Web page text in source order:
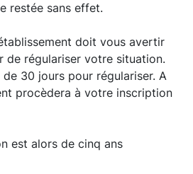
restée sans effet.
doit vous avertir
de régulariser votre situation.
30 jours pour régulariser. A
procèdera à votre inscription
est alors de cinq ans